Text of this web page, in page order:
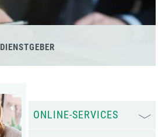
DIENSTGEBER
ONLINE-SERVICES